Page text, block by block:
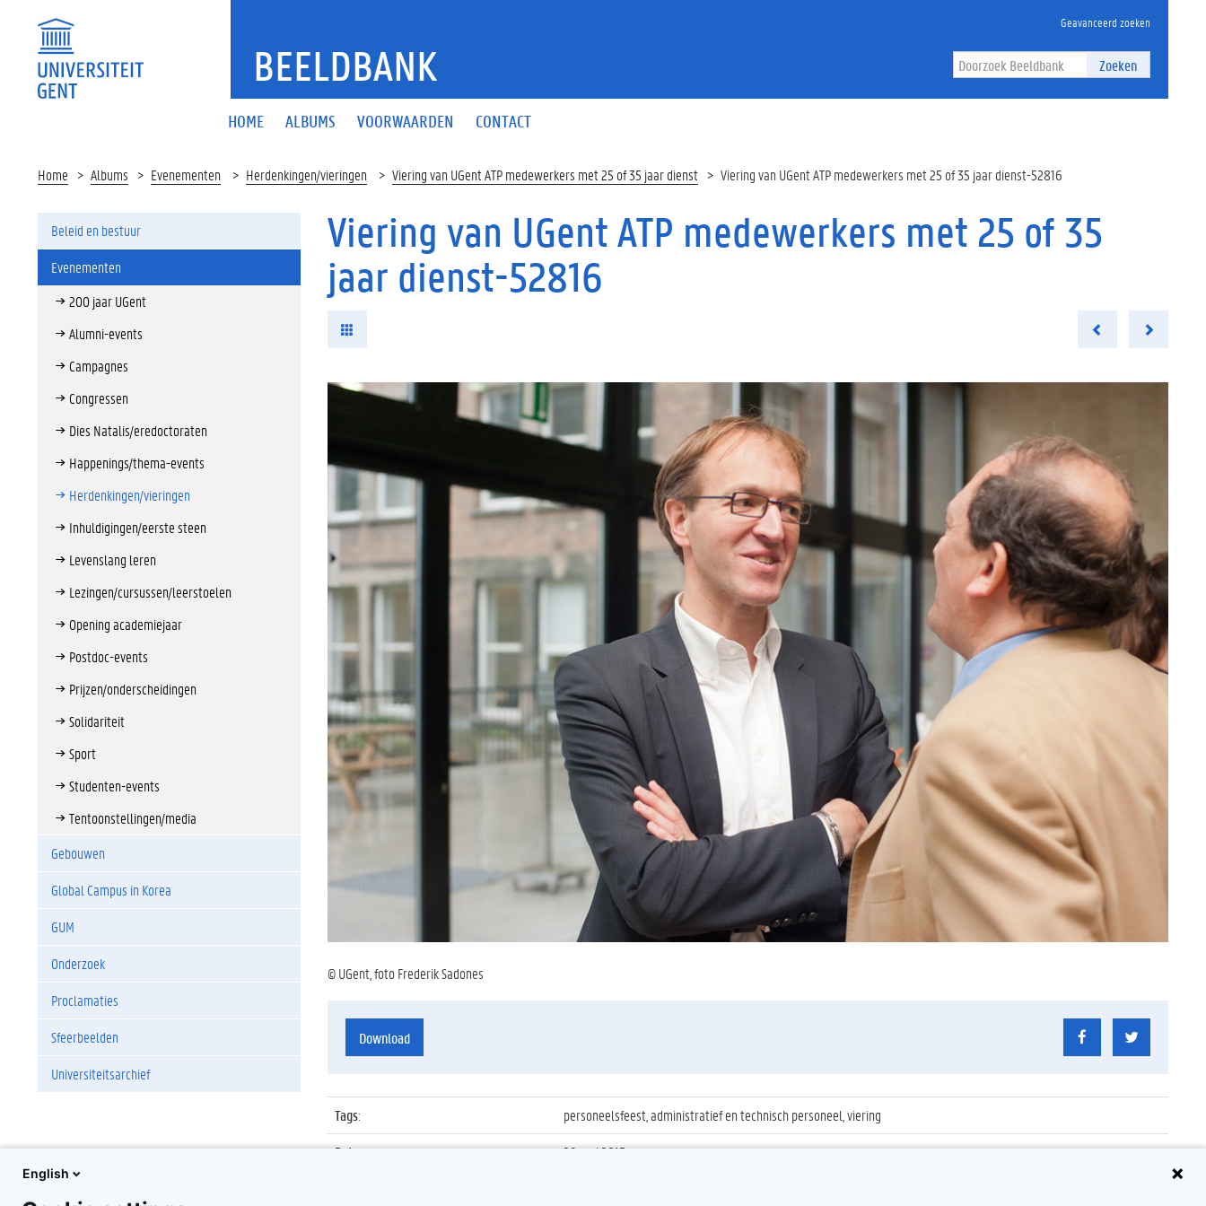
BEELDBANK
Geavanceerd zoeken
Zoeken
HOME ALBUMS VOORWAARDEN CONTACT
Home Albums Evenementen Herdenkingen/vieringen Viering van UGent ATP medewerkers met 25 of 35 jaar dienst Viering van UGent ATP medewerkers met 25 of 35 jaar dienst-52816
Beleid en bestuur
Evenementen
200 jaar UGent
Alumni-events
Campagnes
Congressen
Dies Natalis/eredoctoraten
Happenings/thema-events
Herdenkingen/vieringen
Inhuldigingen/eerste steen
Levenslang leren
Lezingen/cursussen/leerstoelen
Opening academiejaar
Postdoc-events
Prijzen/onderscheidingen
Solidariteit
Sport
Studenten-events
Tentoonstellingen/media
Gebouwen
Global Campus in Korea
GUM
Onderzoek
Proclamaties
Sfeerbeelden
Universiteitsarchief
Viering van UGent ATP medewerkers met 25 of 35
jaar dienst-52816
© UGent, foto Frederik Sadones
Download
Tags:
personeelsfeest, administratief en technisch personeel, viering
Datum:
29 mei 2015
English